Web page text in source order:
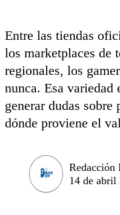
Entre las tiendas
los marketplaces de
regionales, los
nunca. Esa variedad
generar dudas sobre
dónde proviene el
Redacción
14 de abril